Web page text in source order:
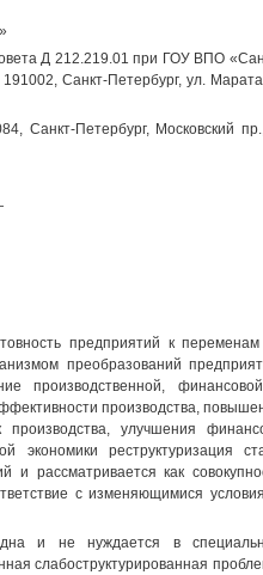
Д 212.219.01 при ГОУ ВПО
Санкт-Петербург, ул.
Санкт-Петербург, Московский
предприятий к
преобразований
производственной,
производства,
производства, улучшения
экономики реструктуризация
рассматривается как
с изменяющимися
и не нуждается в
слабоструктурированная